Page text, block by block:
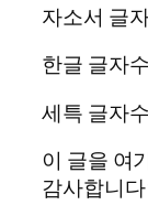
자소서 글
한글 글자
세특 글자
이 글을 여
감사합니